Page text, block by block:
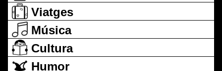
Viatges
Música
Cultura
Humor